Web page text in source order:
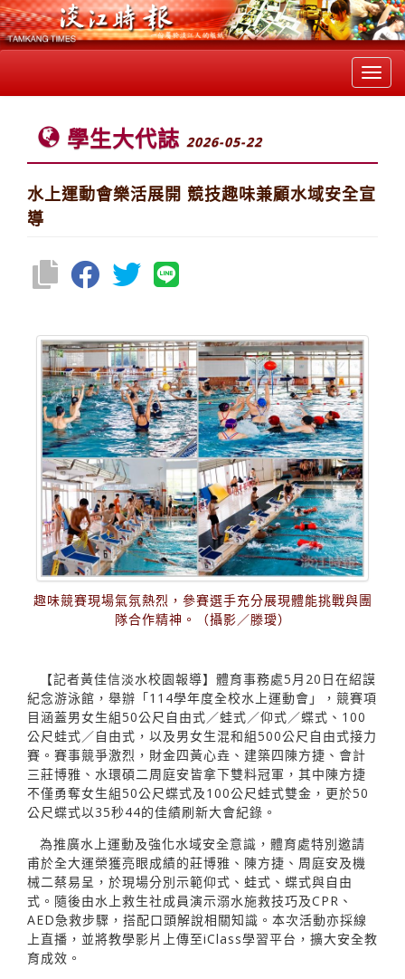
學生大代誌 2026-05-22
水上運動會樂活展開 競技趣味兼顧水域安全宣
導
趣味競賽現場氣氛熱烈，參賽選手充分展現體能挑戰與團
隊合作精神。（攝影／滕璦）
【記者黃佳信淡水校園報導】體育事務處5月20日在紹謨
紀念游泳館，舉辦「114學年度全校水上運動會」，競賽項
目涵蓋男女生組50公尺自由式／蛙式／仰式／蝶式、100
公尺蛙式／自由式，以及男女生混和組500公尺自由式接力
賽。賽事競爭激烈，財金四黃心垚、建築四陳方捷、會計
三莊博雅、水環碩二周庭安皆拿下雙料冠軍，其中陳方捷
不僅勇奪女生組50公尺蝶式及100公尺蛙式雙金，更於50
公尺蝶式以35秒44的佳績刷新大會紀錄。
為推廣水上運動及強化水域安全意識，體育處特別邀請
甫於全大運榮獲亮眼成績的莊博雅、陳方捷、周庭安及機
械二蔡易呈，於現場分別示範仰式、蛙式、蝶式與自由
式。隨後由水上救生社成員演示溺水施救技巧及CPR、
AED急救步驟，搭配口頭解說相關知識。本次活動亦採線
上直播，並將教學影片上傳至iClass學習平台，擴大安全教
育成效。